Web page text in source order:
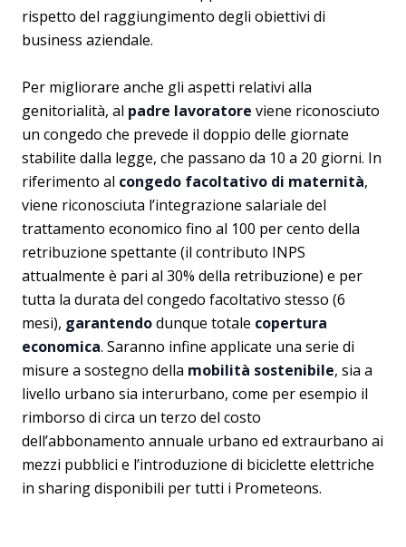
rispetto del raggiungimento degli obiettivi di
business aziendale.
Per migliorare anche gli aspetti relativi alla
genitorialità, al padre lavoratore viene riconosciuto
un congedo che prevede il doppio delle giornate
stabilite dalla legge, che passano da 10 a 20 giorni. In
riferimento al congedo facoltativo di maternità,
viene riconosciuta l’integrazione salariale del
trattamento economico fino al 100 per cento della
retribuzione spettante (il contributo INPS
attualmente è pari al 30% della retribuzione) e per
tutta la durata del congedo facoltativo stesso (6
mesi), garantendodunque totale copertura
economica. Saranno infine applicate una serie di
misure a sostegno della mobilità sostenibile, sia a
livello urbano sia interurbano, come per esempio il
rimborso di circa un terzo del costo
dell’abbonamento annuale urbano ed extraurbano ai
mezzi pubblici e l’introduzione di biciclette elettriche
in sharing disponibili per tutti i Prometeons.